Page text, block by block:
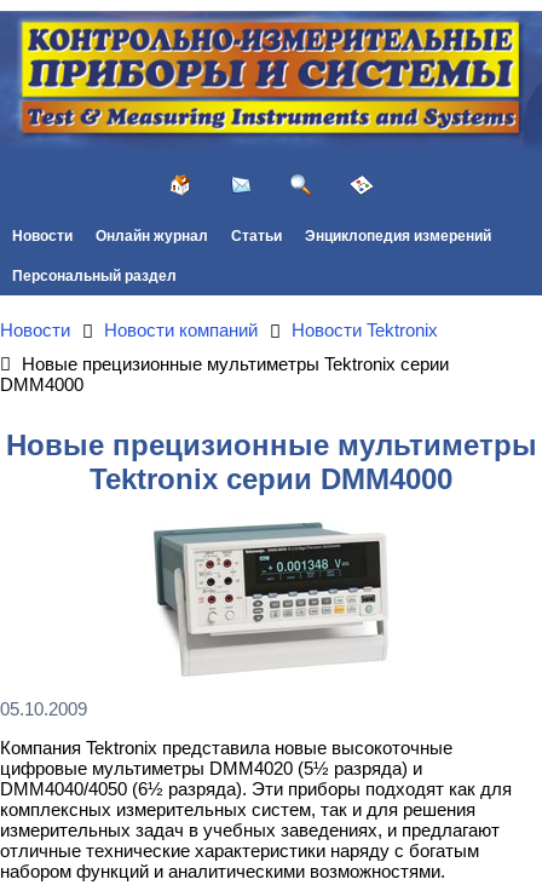
Новости Онлайн журнал Статьи Энциклопедия измерений
Персональный раздел
Новости Новости компаний
Новости Tektronix
Новые прецизионные мультиметры Tektronix серии
DMM4000
Новые прецизионные мультиметры
Tektronix серии DMM4000
05.10.2009
Компания Tektronix представила новые высокоточные
цифровые мультиметры DMM4020 (5½ разряда) и
DMM4040/4050 (6½ разряда). Эти приборы подходят как для
комплексных измерительных систем, так и для решения
измерительных задач в учебных заведениях, и предлагают
отличные технические характеристики наряду с богатым
набором функций и аналитическими возможностями.